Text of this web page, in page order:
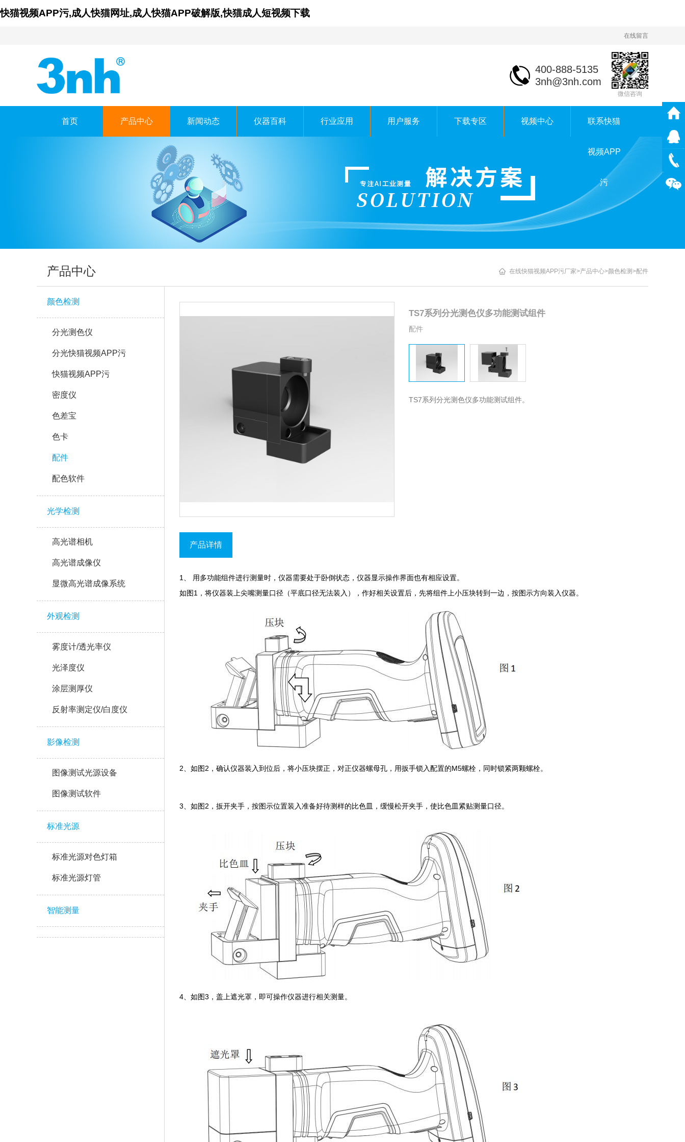
快猫视频APP污,成人快猫网址,成人快猫APP破解版,快猫成人短视频下载
在线留言
广东成人快猫网址时科技有限公司
GUANGDONG THREENH TECHNOLOGY CO.，LTD.
微信咨询
400-888-5135
3nh@3nh.com
首页 产品中心 新闻动态 仪器百科 行业应用 用户服务 下载专区 视频中心 联系快猫
视频APP
污
产品中心
颜色检测
分光测色仪
分光快猫视频APP污
快猫视频APP污
密度仪
色差宝
色卡
配件
配色软件
光学检测
高光谱相机
高光谱成像仪
显微高光谱成像系统
外观检测
雾度计/透光率仪
光泽度仪
涂层测厚仪
反射率测定仪/白度仪
影像检测
图像测试光源设备
图像测试软件
标准光源
标准光源对色灯箱
标准光源灯管
智能测量
在线快猫视频APP污厂家>产品中心>颜色检测 >配件
TS7系列分光测色仪多功能测试组件
配件
TS7系列分光测色仪多功能测试组件。
产品详情
1、 用多功能组件进行测量时，仪器需要处于卧倒状态，仪器显示操作界面也有相应设置。
如图1，将仪器装上尖嘴测量口径（平底口径无法装入），作好相关设置后，先将组件上小压块转到一边，按图示方向装入仪器。
2、如图2，确认仪器装入到位后，将小压块摆正，对正仪器螺母孔，用扳手锁入配置的M5螺栓，同时锁紧两颗螺栓。
3、如图2，扳开夹手，按图示位置装入准备好待测样的比色皿，缓慢松开夹手，使比色皿紧贴测量口径。
4、如图3，盖上遮光罩，即可操作仪器进行相关测量。